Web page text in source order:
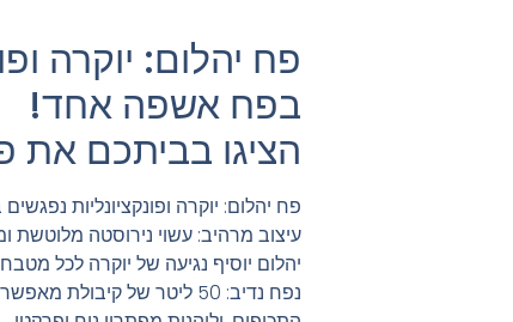
פח יהלום: יוקרה
בפח אשפה אחד!
הציגו בביתכם
פח יהלום: יוקרה ופונקציונליות
עיצוב מרהיב: עשוי נירוסטה
יהלום יוסיף נגיעה של יוקרה לכל
נפח נדיב: 50 ליטר של